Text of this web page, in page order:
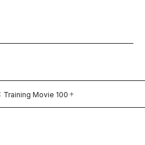
Training Movie 100＋